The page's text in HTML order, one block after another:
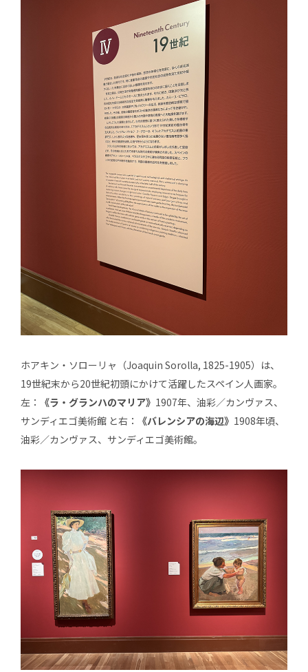
ホアキン・ソローリャ（Joaquin Sorolla, 1825-1905）は、
19世紀末から20世紀初頭にかけて活躍したスペイン人画家。
左：
《ラ・グランハのマリア》 1907年、油彩／カンヴァス、
サンディエゴ美術館 と右：
《バレンシアの海辺》 1908年頃、
油彩／カンヴァス、サンディエゴ美術館。